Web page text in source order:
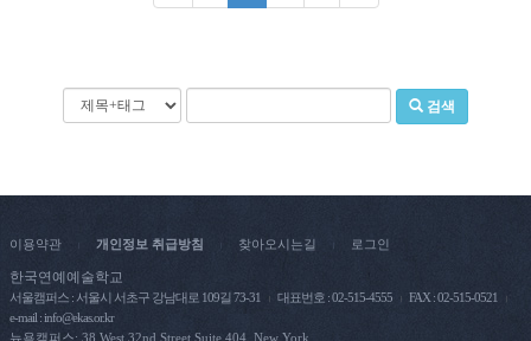
검색
이용약관 개인정보 취급방침 찾아오시는길 로그인
한국연예예술학교
서울캠퍼스 : 서울시 서초구 강남대로 109길 73-31 대표번호 : 02-515-4555
FAX : 02-515-0521
e-mail : info@ekas.or.kr